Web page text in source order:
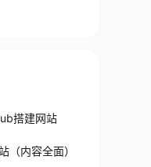
搭建网站
（内容全面）